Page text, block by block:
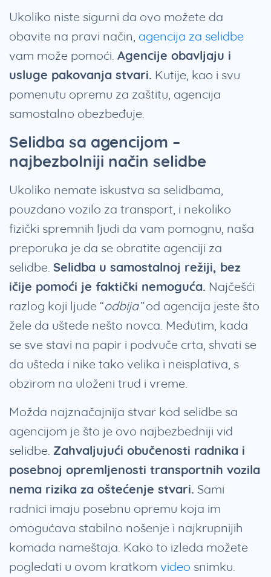
Ukoliko niste sigurni da ovo možete da
obavite na pravi način, agencija za selidbe
vam može pomoći. Agencije obavljaju i
usluge pakovanja stvari. Kutije, kao i svu
pomenutu opremu za zaštitu, agencija
samostalno obezbeđuje.
Selidba sa agencijom –
najbezbolniji način selidbe
Ukoliko nemate iskustva sa selidbama,
pouzdano vozilo za transport, i nekoliko
fizički spremnih ljudi da vam pomognu, naša
preporuka je da se obratite agenciji za
selidbe. Selidba u samostalnoj režiji, bez
ičije pomoći je faktički nemoguća. Najčešći
razlog koji ljude “odbija” od agencija jeste što
žele da uštede nešto novca. Međutim, kada
se sve stavi na papir i podvuče crta, shvati se
da ušteda i nike tako velika i neisplativa, s
obzirom na uloženi trud i vreme.
Možda najznačajnija stvar kod selidbe sa
agencijom je što je ovo najbezbedniji vid
selidbe. Zahvaljujući obučenosti radnika i
posebnoj opremljenosti transportnih vozila
nema rizika za oštećenje stvari. Sami
radnici imaju posebnu opremu koja im
omogućava stabilno nošenje i najkrupnijih
komada nameštaja. Kako to izleda možete
pogledati u ovom kratkom video snimku.